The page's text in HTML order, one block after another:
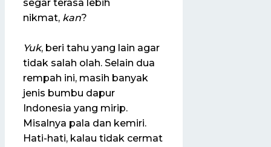
segar terasa lebih
nikmat, kan?
Yuk, beri tahu yang lain agar
tidak salah olah. Selain dua
rempah ini, masih banyak
jenis bumbu dapur
Indonesia yang mirip.
Misalnya pala dan kemiri.
Hati-hati, kalau tidak cermat